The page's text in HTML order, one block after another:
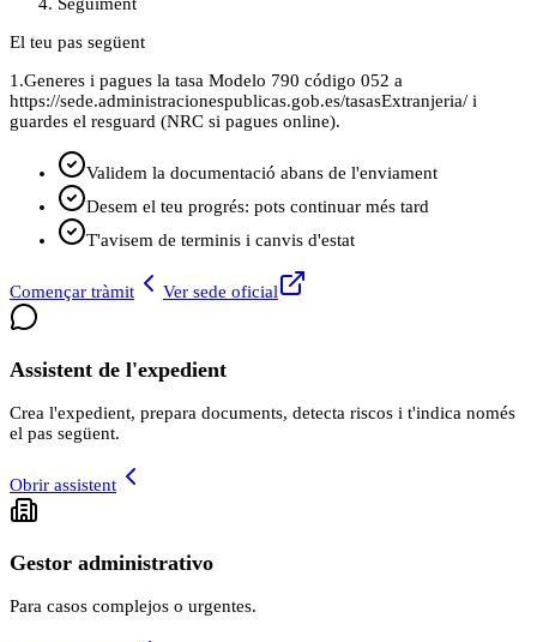
El teu pas següent
1.Generes i pagues la tasa Modelo 790 código 052 a
https://sede.administracionespublicas.gob.es/tasasExtranjeria/ i
guardes el resguard (NRC si pagues online).
Validem la documentació abans de l'enviament
Desem el teu progrés: pots continuar més tard
T'avisem de terminis i canvis d'estat
Començar tràmit Ver sede oficial
Assistent de l'expedient
Crea l'expedient, prepara documents, detecta riscos i t'indica només
el pas següent.
Obrir assistent
Gestor administrativo
Para casos complejos o urgentes.